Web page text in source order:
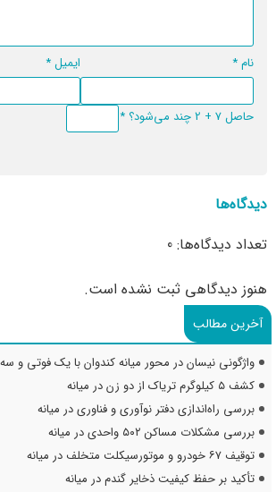
نام* ایمیل*
حاصل 7 + 2 چند می‌شود؟ *
دیدگاه‌ها
تعداد دیدگاه‌ها: 0
هنوز دیدگاهی ثبت نشده است.
آخرین مطالب
واژگونی نیسان در محور میانه کندوان با یک فوتی و
کشف ۵ کیلوگرم تریاک از دو زن در میانه
بررسی راه‌اندازی دفتر نوآوری و فناوری در میانه
بررسی مشکلات مساکن ۵۰۲ واحدی در میانه
توقیف ۶۷ خودرو و موتورسیکلت متخلف در میانه
تأکید بر حفظ کیفیت ذخایر گندم در میانه